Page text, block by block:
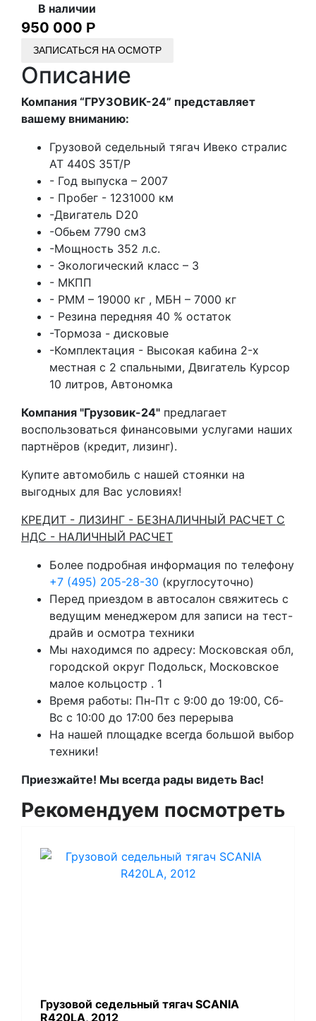
В наличии
950 000 Р
ЗАПИСАТЬСЯ НА ОСМОТР
Описание
Компания “ГРУЗОВИК-24” представляет
вашему вниманию:
Грузовой седельный тягач Ивеко стралис
АТ 440S 35T/P
- Год выпуска – 2007
- Пробег - 1231000 км
-Двигатель D20
-Обьем 7790 см3
-Мощность 352 л.с.
- Экологический класс – 3
- МКПП
- РММ – 19000 кг , МБН – 7000 кг
- Резина передняя 40 % остаток
-Тормоза - дисковыe
-Комплектация - Высокая кабина 2-x
местная с 2 спальными, Двигатель Курсор
10 литров, Автономка
Компания "Грузовик-24" предлагает
воспользоваться финансовыми услугами наших
партнёров (кредит, лизинг).
Купите автомобиль с нашей стоянки на
выгодных для Вас условиях!
КРЕДИТ - ЛИЗИНГ - БЕЗНАЛИЧНЫЙ РАСЧЕТ С
НДС - НАЛИЧНЫЙ РАСЧЕТ
Более подробная информация по телефону
+7 (495) 205-28-30 (круглосуточно)
Перед приездом в автосалон свяжитесь с
ведущим менеджером для записи на тест-
драйв и осмотра техники
Мы находимся по адресу: Московская обл,
городской округ Подольск, Московское
малое кольцостр . 1
Время работы: Пн-Пт с 9:00 до 19:00, Сб-
Вс с 10:00 до 17:00 без перерыва
На нашей площадке всегда большой выбор
техники!
Приезжайте! Мы всегда рады видеть Вас!
Рекомендуем посмотреть
Грузовой седельный тягач SCANIA
R420LA, 2012